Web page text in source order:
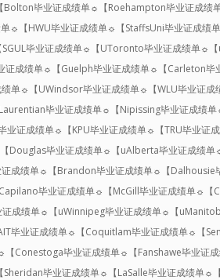
毕业证成绩单☼【Roehampton毕业证成绩
☼【HWU毕业证成绩单☼【StaffsUni毕业证成绩
毕业证成绩单☼【UToronto毕业证成绩单☼
成绩单☼【Guelph毕业证成绩单☼【Carleton毕
单☼【UWindsor毕业证成绩单☼【WLU毕业证
毕业证成绩单☼【Nipissing毕业证成绩
证成绩单☼【KPU毕业证成绩单☼【TRU毕业
Douglas毕业证成绩单☼【uAlberta毕业证成绩
成绩单☼【Brandon毕业证成绩单☼【
毕业证成绩单☼【McGill毕业证成绩单☼
成绩单☼【uWinnipeg毕业证成绩单☼【
毕业证成绩单☼【Coquitlam毕业证成绩单☼【
Conestoga毕业证成绩单☼【Fanshawe毕业证
毕业证成绩单☼【LaSalle毕业证成绩单☼